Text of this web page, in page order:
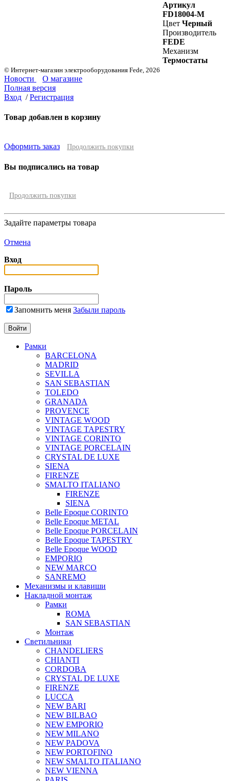
Артикул
FD18004-M
Цвет Черный
Производитель
FEDE
Механизм
Термостаты
© Интернет-магазин электрооборудования Fede, 2026
Новости
О магазине
Полная версия
Вход / Регистрация
Товар добавлен в корзину
Оформить заказ Продолжить покупки
Вы подписались на товар
Продолжить покупки
Задайте параметры товара
Отмена
Вход
Пароль
Запомнить меня Забыли пароль
Рамки
BARCELONA
MADRID
SEVILLA
SAN SEBASTIAN
TOLEDO
GRANADA
PROVENCE
VINTAGE WOOD
VINTAGE TAPESTRY
VINTAGE CORINTO
VINTAGE PORCELAIN
CRYSTAL DE LUXE
SIENA
FIRENZE
SMALTO ITALIANO
FIRENZE
SIENA
Belle Epoque CORINTO
Belle Epoque METAL
Belle Epoque PORCELAIN
Belle Epoque TAPESTRY
Belle Epoque WOOD
EMPORIO
NEW MARCO
SANREMO
Механизмы и клавиши
Накладной монтаж
Рамки
ROMA
SAN SEBASTIAN
Монтаж
Светильники
CHANDELIERS
CHIANTI
CORDOBA
CRYSTAL DE LUXE
FIRENZE
LUCCA
NEW BARI
NEW BILBAO
NEW EMPORIO
NEW MILANO
NEW PADOVA
NEW PORTOFINO
NEW SMALTO ITALIANO
NEW VIENNA